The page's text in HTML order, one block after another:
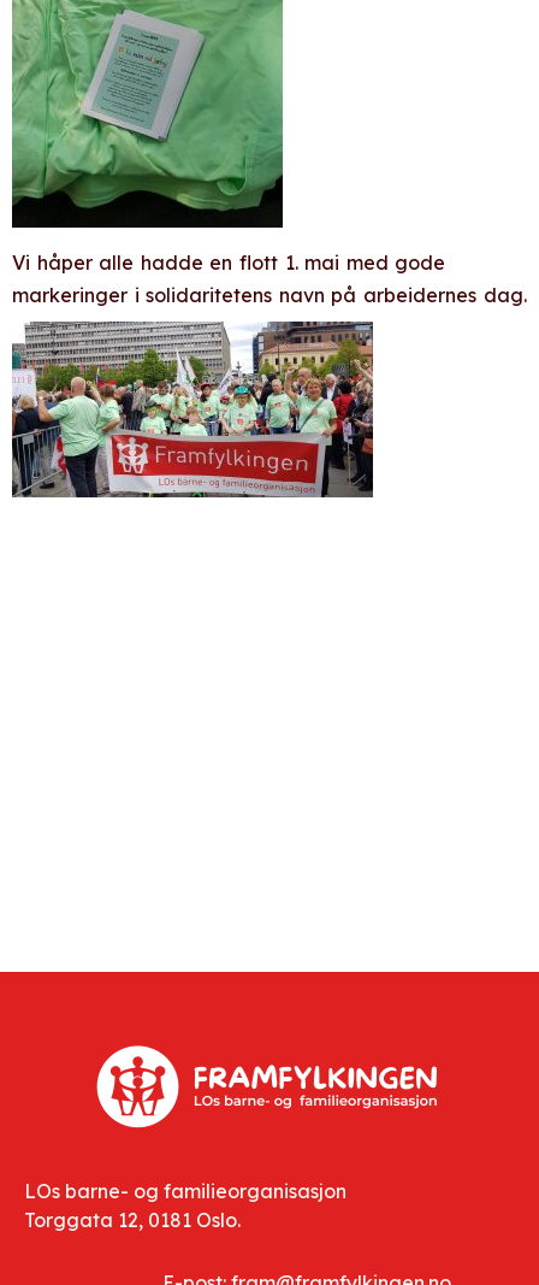
Vi håper alle hadde en flott 1. mai med gode
markeringer i solidaritetens navn på arbeidernes dag.
LOs barne- og familieorganisasjon
Torggata 12, 0181 Oslo.